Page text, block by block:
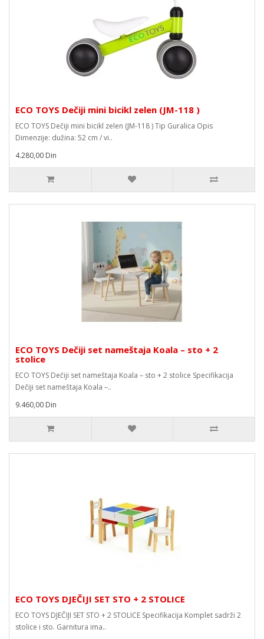
ECO TOYS Dečiji mini bicikl zelen (JM-118 )
ECO TOYS Dečiji mini bicikl zelen (JM-118 ) Tip Guralica Opis
Dimenzije: dužina: 52 cm / vi..
4.280,00 Din
ECO TOYS Dečiji set nameštaja Koala – sto + 2
stolice
ECO TOYS Dečiji set nameštaja Koala – sto + 2 stolice Specifikacija
Dečiji set nameštaja Koala –..
9.460,00 Din
ECO TOYS DJEČIJI SET STO + 2 STOLICE
ECO TOYS DJEČIJI SET STO + 2 STOLICE Specifikacija Komplet sadrži 2
stolice i sto. Garnitura ima..